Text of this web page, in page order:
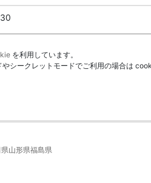
を利用しています。
シークレットモードでご利用の場合は
山形県福島県